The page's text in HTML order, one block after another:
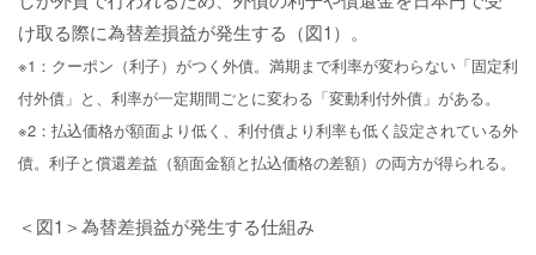
け取る際に為替差損益が発生する（図1）。
※1：クーポン（利子）がつく外債。満期まで利率が変わらない「固定利
付外債」と、利率が一定期間ごとに変わる「変動利付外債」がある。
※2：払込価格が額面より低く、利付債より利率も低く設定されている外
債。利子と償還差益（額面金額と払込価格の差額）の両方が得られる。
＜図1＞為替差損益が発生する仕組み